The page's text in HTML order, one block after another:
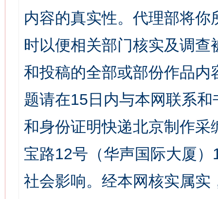
内容的真实性。代理部将
时以便相关部门核实及调
和投稿的全部或部份作品
题请在15日内与本网联系
和身份证明快递北京制作
宝路12号（华声国际大厦
社会影响。经本网核实属